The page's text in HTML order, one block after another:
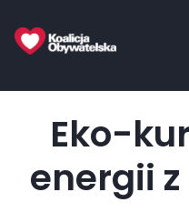
Eko-
energii